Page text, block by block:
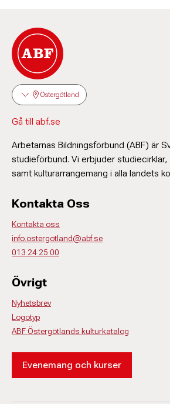
Östergötland
Gå till abf.se
Arbetarnas Bildningsförbund (ABF) är
studieförbund. Vi erbjuder
samt kulturarrangemang i alla landets
Kontakta Oss
Kontakta oss
info.ostergotland@abf.se
013 24 25 00
Övrigt
Nyhetsbrev
Logotyp
ABF Östergötlands kulturkatalog
Evenemang och kurser